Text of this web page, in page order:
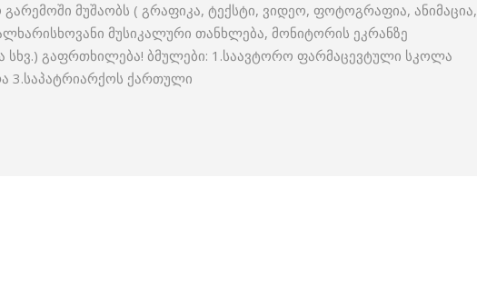
მუშაობს ( გრაფიკა, ტექსტი, ვიდეო, ფოტოგრაფია, ანიმაცია,
მუსიკალური თანხლება, მონიტორის ეკრანზე
სხვ.) გაფრთხილება! ბმულები: 1.საავტორო ფარმაცევტული სკოლა
3.საპატრიარქოს ქართული